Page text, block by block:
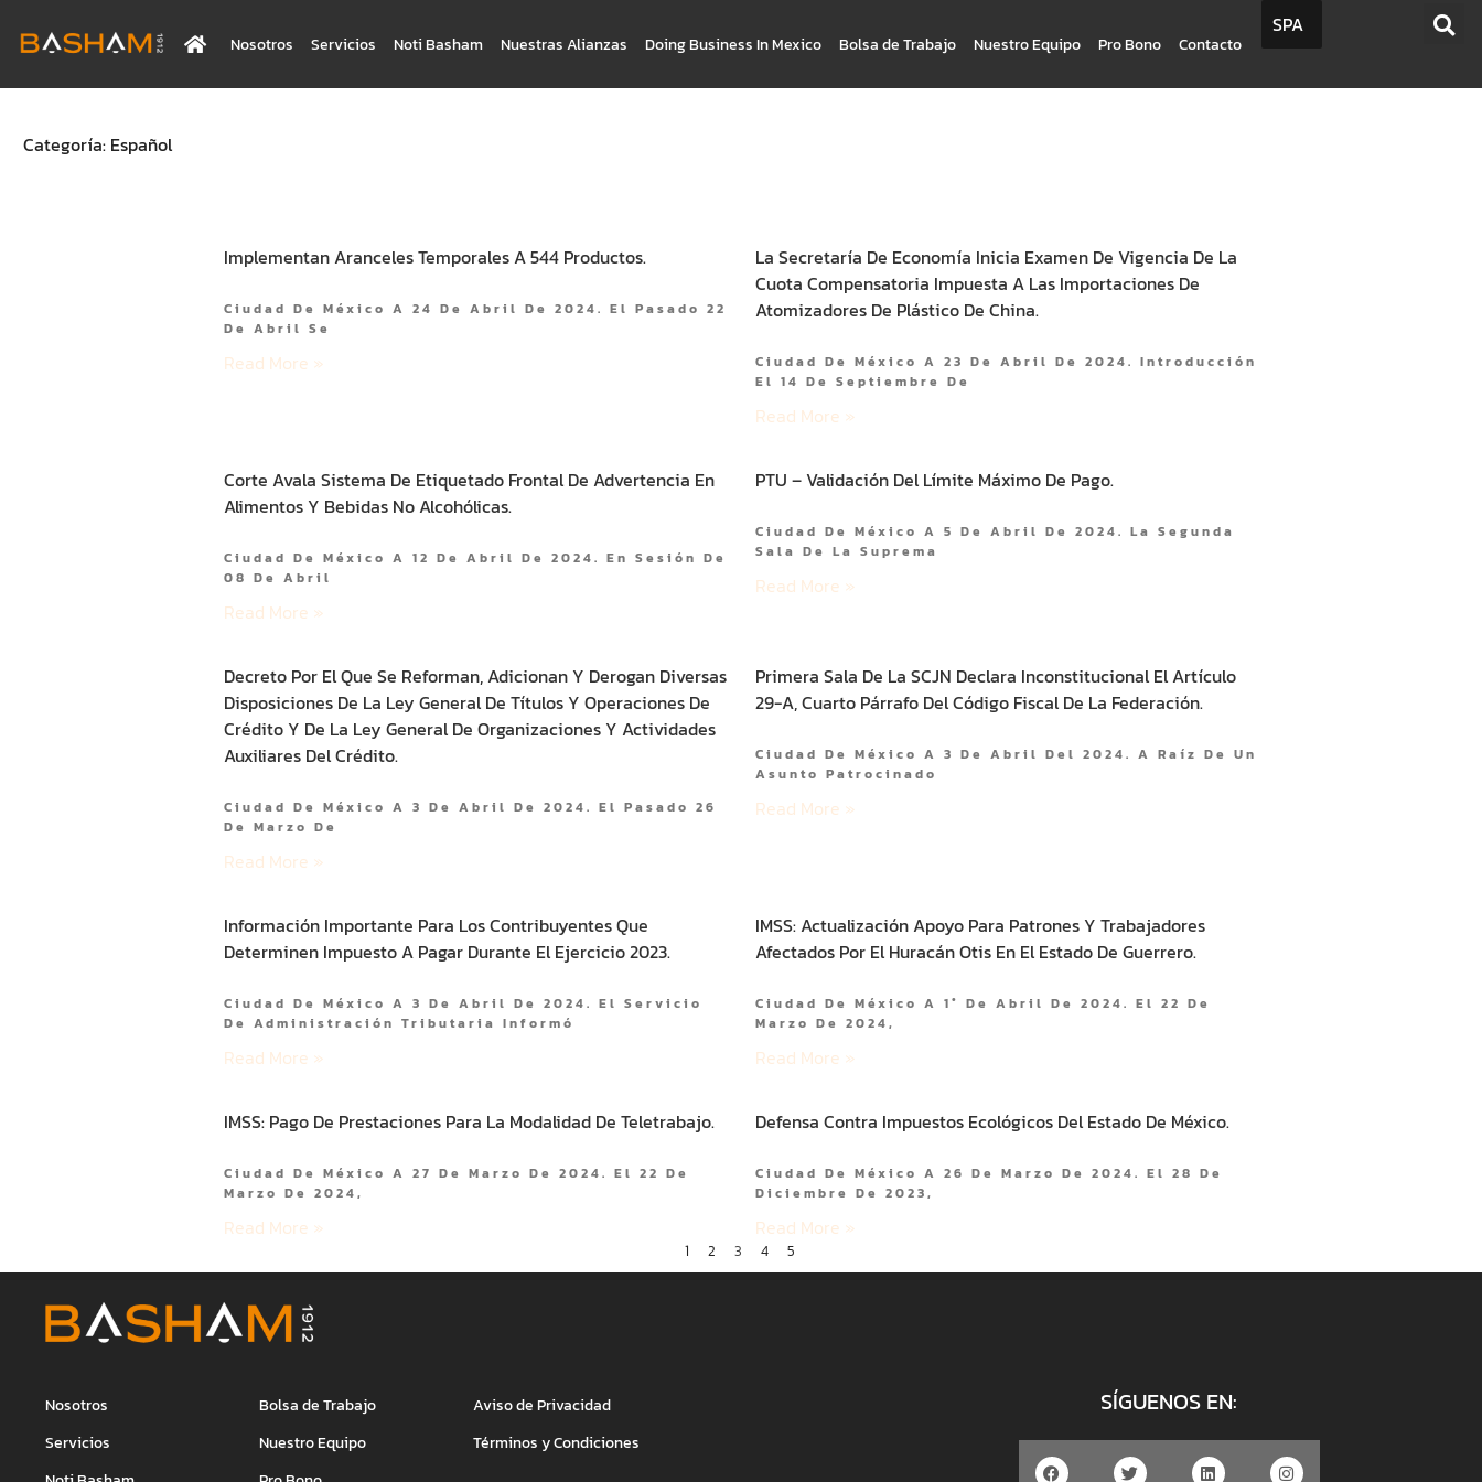
Nosotros Servicios Noti Basham Nuestras Alianzas Doing Business In Mexico Bolsa de Trabajo Nuestro Equipo Pro Bono Contacto
SPA
Categoría: Español
Implementan Aranceles Temporales A 544 Productos.
Ciudad De México A 24 De Abril De 2024. El Pasado 22
De Abril Se
Read More »
La Secretaría De Economía Inicia Examen De Vigencia De La
Cuota Compensatoria Impuesta A Las Importaciones De
Atomizadores De Plástico De China.
Ciudad De México A 23 De Abril De 2024. Introducción
El 14 De Septiembre De
Read More »
Corte Avala Sistema De Etiquetado Frontal De Advertencia En
Alimentos Y Bebidas No Alcohólicas.
Ciudad De México A 12 De Abril De 2024. En Sesión De
08 De Abril
Read More »
PTU – Validación Del Límite Máximo De Pago.
Ciudad De México A 5 De Abril De 2024. La Segunda
Sala De La Suprema
Read More »
Decreto Por El Que Se Reforman, Adicionan Y Derogan Diversas
Disposiciones De La Ley General De Títulos Y Operaciones De
Crédito Y De La Ley General De Organizaciones Y Actividades
Auxiliares Del Crédito.
Ciudad De México A 3 De Abril De 2024. El Pasado 26
De Marzo De
Read More »
Primera Sala De La SCJN Declara Inconstitucional El Artículo
29-A, Cuarto Párrafo Del Código Fiscal De La Federación.
Ciudad De México A 3 De Abril Del 2024. A Raíz De Un
Asunto Patrocinado
Read More »
Información Importante Para Los Contribuyentes Que
Determinen Impuesto A Pagar Durante El Ejercicio 2023.
Ciudad De México A 3 De Abril De 2024. El Servicio
De Administración Tributaria Informó
Read More »
IMSS: Actualización Apoyo Para Patrones Y Trabajadores
Afectados Por El Huracán Otis En El Estado De Guerrero.
Ciudad De México A 1° De Abril De 2024. El 22 De
Marzo De 2024,
Read More »
IMSS: Pago De Prestaciones Para La Modalidad De Teletrabajo.
Ciudad De México A 27 De Marzo De 2024. El 22 De
Marzo De 2024,
Read More »
Defensa Contra Impuestos Ecológicos Del Estado De México.
Ciudad De México A 26 De Marzo De 2024. El 28 De
Diciembre De 2023,
Read More »
1 2 3 4 5
Nosotros
Servicios
Bolsa de Trabajo
Nuestro Equipo
Aviso de Privacidad
Términos y Condiciones
SÍGUENOS EN: